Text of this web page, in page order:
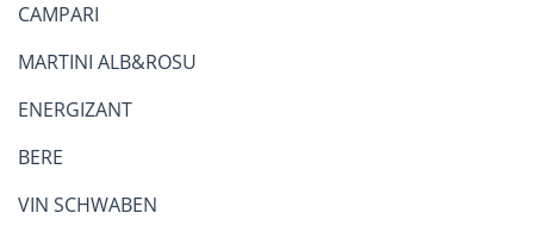
CAMPARI
MARTINI ALB&ROSU
ENERGIZANT
BERE
VIN SCHWABEN